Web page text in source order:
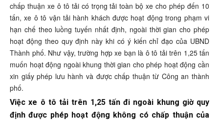
chấp thuận xe ô tô tải có trọng tải toàn bộ xe cho phép đến 10
tấn, xe ô tô vận tải hành khách được hoạt động trong phạm vi
hạn chế theo luồng tuyến nhất định, ngoài thời gian cho phép
hoạt động theo quy định này khi có ý kiến chỉ đạo của UBND
Thành phố. Như vậy, trường hợp xe bạn là ô tô tải trên 1,25 tấn
muốn hoạt động ngoài khung thời gian cho phép hoạt động cần
xin giấy phép lưu hành và được chấp thuận từ Công an thành
phố.
Việc xe ô tô tải trên 1,25 tấn đi ngoài khung giờ quy
định được phép hoạt động không có chấp thuận của